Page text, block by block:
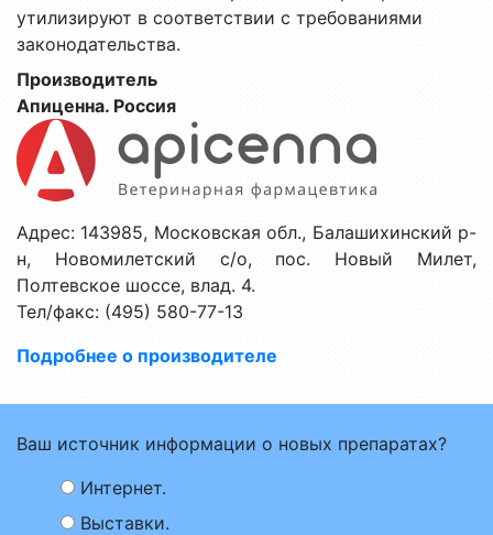
утилизируют в соответствии с требованиями
законодательства.
Производитель
Апиценна. Россия
Адрес: 143985, Московская обл., Балашихинский р-
н, Новомилетский с/о, пос. Новый Милет,
Полтевское шоссе, влад. 4.
Тел/факс: (495) 580-77-13
Подробнее о производителе
Ваш источник информации о новых препаратах?
Интернет.
Выставки.